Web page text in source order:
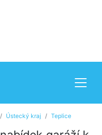
Ústecký kraj Teplice